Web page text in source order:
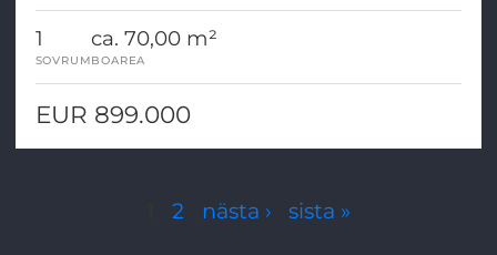
1
SOVRUM
ca. 70,00 m²
BOAREA
EUR 899.000
2 nästa › sista »